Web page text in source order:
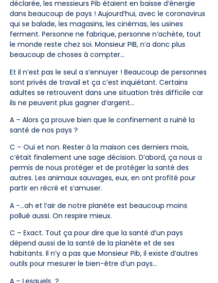
déclarée, les messieurs Pib étaient en baisse d’énergie
dans beaucoup de pays ! Aujourd’hui, avec le coronavirus
qui se balade, les magasins, les cinémas, les usines
ferment. Personne ne fabrique, personne n’achète, tout
le monde reste chez soi. Monsieur PIB, n’a donc plus
beaucoup de choses à compter…
Et il n’est pas le seul a s’ennuyer ! Beaucoup de personnes
sont privés de travail et ça c’est inquiétant. Certains
adultes se retrouvent dans une situation très difficile car
ils ne peuvent plus gagner d’argent…
A – Alors ça prouve bien que le confinement a ruiné la
santé de nos pays ?
C – Oui et non. Rester à la maison ces derniers mois,
c’était finalement une sage décision. D’abord, ça nous a
permis de nous protéger et de protéger la santé des
autres. Les animaux sauvages, eux, en ont profité pour
partir en récré et s’amuser.
A -…ah et l’air de notre planète est beaucoup moins
pollué aussi. On respire mieux.
C – Exact. Tout ça pour dire que la santé d’un pays
dépend aussi de la santé de la planète et de ses
habitants. Il n’y a pas que Monsieur Pib, il existe d’autres
outils pour mesurer le bien-être d’un pays…
A – Lesquels ?